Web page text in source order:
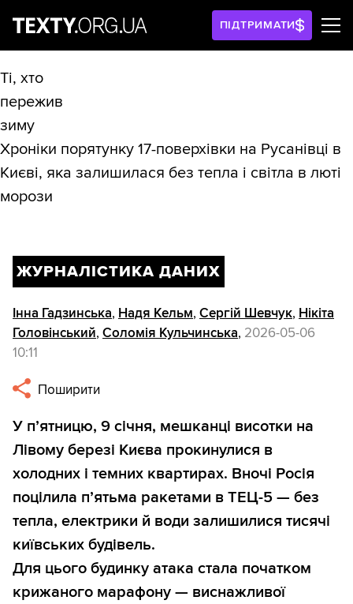
ПІДТРИМАТИ
ЖУРНАЛІСТИКА ДАНИХ
Інна Гадзинська, Надя Кельм, Сергій Шевчук, Нікіта
Головінський, Соломія Кульчинська, 2026-05-06
10:11
Поширити
У п’ятницю, 9 січня, мешканці висотки на
Лівому березі Києва прокинулися в
холодних і темних квартирах. Вночі Росія
поцілила п’ятьма ракетами в ТЕЦ-5 — без
тепла, електрики й води залишилися тисячі
київських будівель.
Для цього будинку атака стала початком
крижаного марафону — виснажливої
Ті, хто
пережив
зиму
Хроніки порятунку 17-поверхівки на Русанівці в
Києві, яка залишилася без тепла і світла в люті
морози